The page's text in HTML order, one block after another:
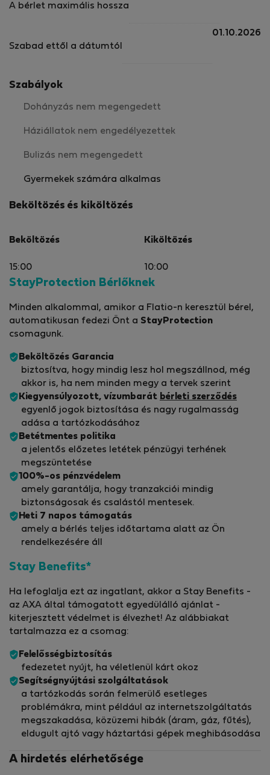
A bérlet maximális hossza
Szabad ettől a dátumtól
01.10.2026
Szabályok
Dohányzás nem megengedett
Háziállatok nem engedélyezettek
Bulizás nem megengedett
Gyermekek számára alkalmas
Beköltözés és kiköltözés
Beköltözés
15:00
Kiköltözés
10:00
StayProtection Bérlőknek
Minden alkalommal, amikor a Flatio-n keresztül bérel,
automatikusan fedezi Önt a StayProtection
csomagunk.
Beköltözés Garancia
biztosítva, hogy mindig lesz hol megszállnod, még
akkor is, ha nem minden megy a tervek szerint
Kiegyensúlyozott, vízumbarát bérleti szerződés
egyenlő jogok biztosítása és nagy rugalmasság
adása a tartózkodásához
Betétmentes politika
a jelentős előzetes letétek pénzügyi terhének
megszüntetése
100%-os pénzvédelem
amely garantálja, hogy tranzakciói mindig
biztonságosak és csalástól mentesek.
Heti 7 napos támogatás
amely a bérlés teljes időtartama alatt az Ön
rendelkezésére áll
Stay Benefits*
Ha lefoglalja ezt az ingatlant, akkor a Stay Benefits -
az AXA által támogatott egyedülálló ajánlat -
kiterjesztett védelmet is élvezhet! Az alábbiakat
tartalmazza ez a csomag:
Felelősségbiztosítás
fedezetet nyújt, ha véletlenül kárt okoz
Segítségnyújtási szolgáltatások
a tartózkodás során felmerülő esetleges
problémákra, mint például az internetszolgáltatás
megszakadása, közüzemi hibák (áram, gáz, fűtés),
eldugult ajtó vagy háztartási gépek meghibásodása
A hirdetés elérhetősége